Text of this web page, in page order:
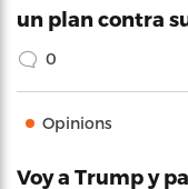
un plan contra
0
Opinions
Voy a Trump y